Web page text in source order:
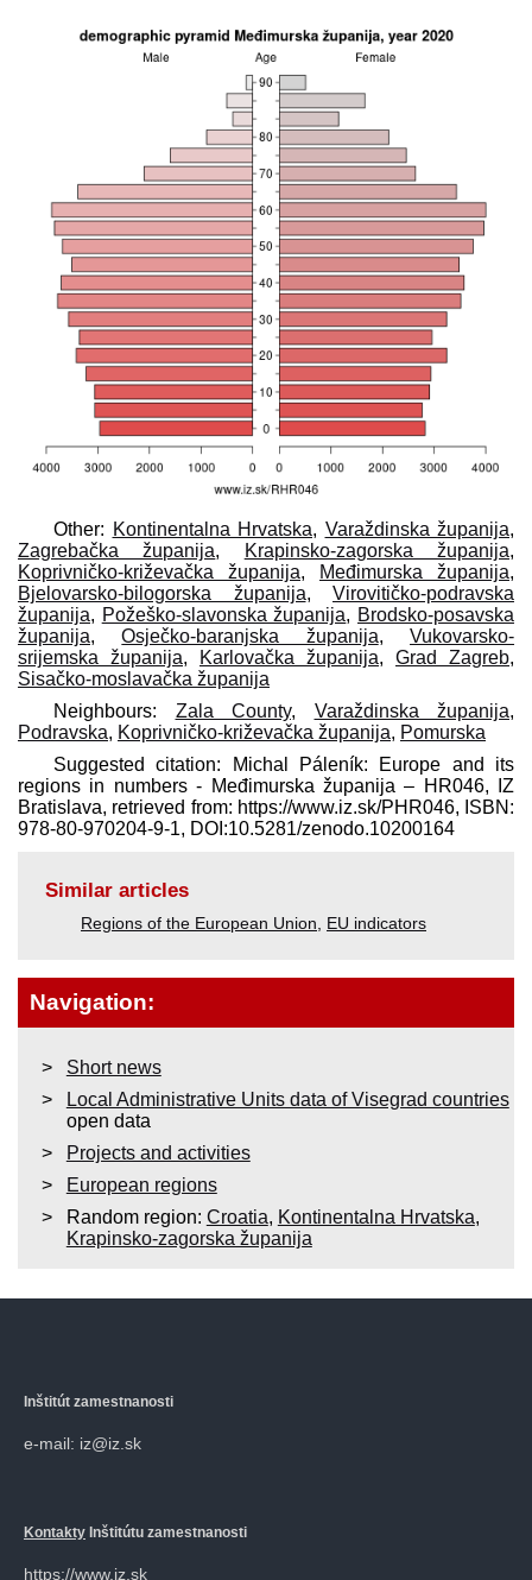
Other: Kontinentalna Hrvatska, Varaždinska županija,
Zagrebačka županija, Krapinsko-zagorska županija,
Koprivničko-križevačka županija, Međimurska županija,
Bjelovarsko-bilogorska županija, Virovitičko-podravska
županija, Požeško-slavonska županija, Brodsko-posavska
županija,Osječko-baranjska županija,Vukovarsko-
srijemska županija, Karlovačka županija, Grad Zagreb,
Sisačko-moslavačka županija
Neighbours: Zala County, Varaždinska županija,
Podravska, Koprivničko-križevačka županija, Pomurska
Suggested citation: Michal Páleník: Europe and its
regions in numbers - Međimurska županija – HR046, IZ
Bratislava, retrieved from: https://www.iz.sk/​PHR046, ISBN:
978-80-970204-9-1, DOI:10.5281/zenodo.10200164
Similar articles
Regions of the European Union EU indicators
Navigation:
Short news
Local Administrative Units data of Visegrad countries
open data
Projects and activities
European regions
Random region: Croatia, Kontinentalna Hrvatska,
Krapinsko-zagorska županija
Inštitút zamestnanosti
e-mail: iz@iz.sk
Kontakty Inštitútu zamestnanosti
https://www.iz.sk